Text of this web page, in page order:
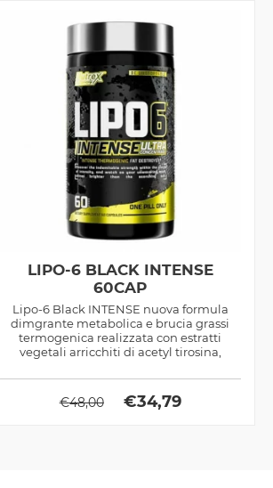
LIPO-6 BLACK INTENSE
60CAP
Lipo-6 Black INTENSE nuova formula
dimgrante metabolica e brucia grassi
termogenica realizzata con estratti
vegetali arricchiti di acetyl tirosina,
€48,00 €34,79